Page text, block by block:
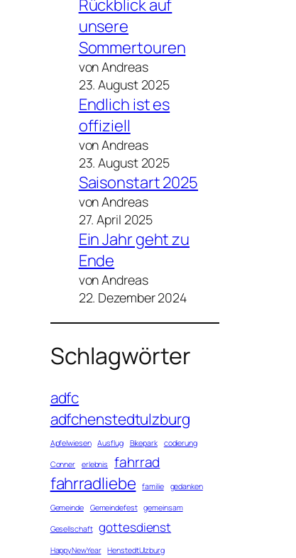
Rückblick auf
unsere
Sommertouren
von Andreas
23. August 2025
Endlich ist es
offiziell
von Andreas
23. August 2025
Saisonstart 2025
von Andreas
27. April 2025
Ein Jahr geht zu
Ende
von Andreas
22. Dezember 2024
Schlagwörter
adfc
adfchenstedtulzburg
Apfelwiesen Ausflug Bikepark codierung
Conner erlebnis fahrrad
fahrradliebe familie gedanken
Gemeinde Gemeindefest gemeinsam
Gesellschaft gottesdienst
HappyNewYear HenstedtUlzburg